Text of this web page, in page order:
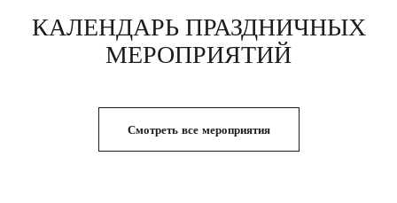
КАЛЕНДАРЬ ПРАЗДНИЧНЫХ
МЕРОПРИЯТИЙ
Смотреть все мероприятия